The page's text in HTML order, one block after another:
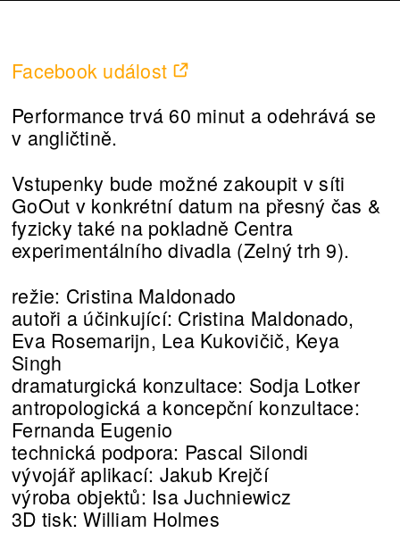
Facebook událost
Performance trvá 60 minut a odehrává se
v angličtině.
Vstupenky bude možné zakoupit v síti
GoOut v konkrétní datum na přesný čas &
fyzicky také na pokladně Centra
experimentálního divadla (Zelný trh 9).
režie: Cristina Maldonado
autoři a účinkující: Cristina Maldonado,
Eva Rosemarijn, Lea Kukovičič, Keya
Singh
dramaturgická konzultace: Sodja Lotker
antropologická a koncepční konzultace:
Fernanda Eugenio
technická podpora: Pascal Silondi
vývojář aplikací: Jakub Krejčí
výroba objektů: Isa Juchniewicz
3D tisk: William Holmes